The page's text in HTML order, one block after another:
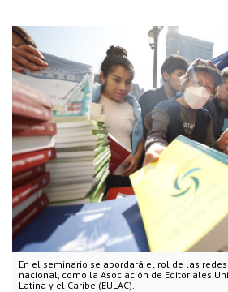
En el seminario se abordará el rol de las
nacional, como la Asociación de Editoriales
Latina y el Caribe (EULAC).